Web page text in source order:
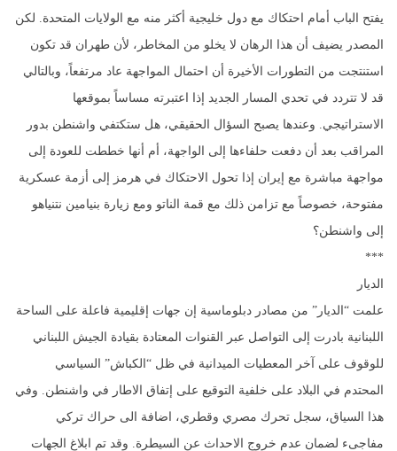
يفتح الباب أمام احتكاك مع دول خليجية أكثر منه مع الولايات المتحدة. لكن
المصدر يضيف أن هذا الرهان لا يخلو من المخاطر، لأن طهران قد تكون
استنتجت من التطورات الأخيرة أن احتمال المواجهة عاد مرتفعاً، وبالتالي
قد لا تتردد في تحدي المسار الجديد إذا اعتبرته مساساً بموقعها
الاستراتيجي. وعندها يصبح السؤال الحقيقي، هل ستكتفي واشنطن بدور
المراقب بعد أن دفعت حلفاءها إلى الواجهة، أم أنها خططت للعودة إلى
مواجهة مباشرة مع إيران إذا تحول الاحتكاك في هرمز إلى أزمة عسكرية
مفتوحة، خصوصاً مع تزامن ذلك مع قمة الناتو ومع زيارة بنيامين نتنياهو
إلى واشنطن؟
***
الديار
علمت “الديار” من مصادر دبلوماسية إن جهات إقليمية فاعلة على الساحة
اللبنانية بادرت إلى التواصل عبر القنوات المعتادة بقيادة الجيش اللبناني
للوقوف على آخر المعطيات الميدانية في ظل “الكباش” السياسي
المحتدم في البلاد على خلفية التوقيع على إتفاق الاطار في واشنطن. وفي
هذا السياق، سجل تحرك مصري وقطري، اضافة الى حراك تركي
مفاجىء لضمان عدم خروج الاحداث عن السيطرة. وقد تم ابلاغ الجهات